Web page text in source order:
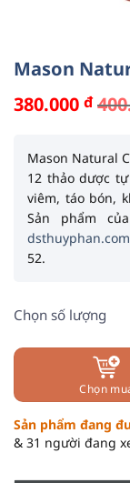
Mason
Giá
400.000 đ.
380.000 đ
Giá
là:
380.000 đ.
Mason Natural
12 thảo dược
viêm, táo bón,
Sản phẩm
dsthuyphan.com
52.
Chọn số lượng
Chọn
Sản phẩm đang
& 31 người đang